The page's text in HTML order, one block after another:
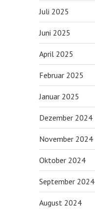
Juli 2025
Juni 2025
April 2025
Februar 2025
Januar 2025
Dezember 2024
November 2024
Oktober 2024
September 2024
August 2024